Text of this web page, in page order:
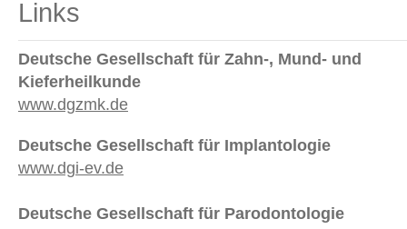
Links
Deutsche Gesellschaft für Zahn-, Mund- und
Kieferheilkunde
www.dgzmk.de
Deutsche Gesellschaft für Implantologie
www.dgi-ev.de
Deutsche Gesellschaft für Parodontologie